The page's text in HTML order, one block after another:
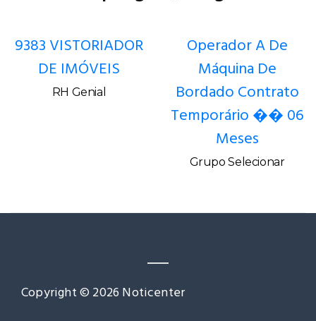
9383 VISTORIADOR
DE IMÓVEIS
RH Genial
Operador A De
Máquina De
Bordado Contrato
Temporário �� 06
Meses
Grupo Selecionar
Copyright © 2026 Noticenter